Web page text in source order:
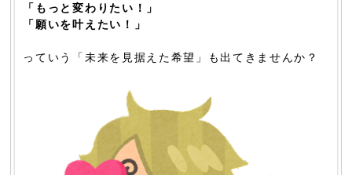
「もっと変わりたい！」
「願いを叶えたい！」
っていう「未来を見据えた希望」も出てきませんか？